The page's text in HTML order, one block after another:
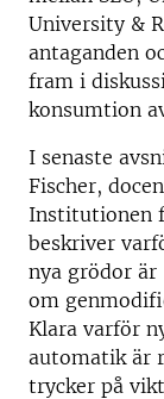
University &
antaganden
fram i
konsumtion
I senaste
Fischer,
Institutionen
beskriver
nya grödor är
om
Klara varför
automatik är
trycker på